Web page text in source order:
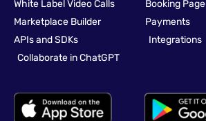
White Label Video Calls
Marketplace Builder
APIs and SDKs
Collaborate in ChatGPT
Booking Page
Payments
Integrations